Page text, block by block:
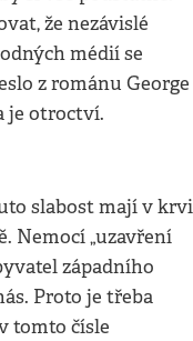
že nezávislé
médií se
z románu George
je otroctví.
slabost mají v krvi
Nemocí „uzavření
západního
Proto je třeba
tomto čísle